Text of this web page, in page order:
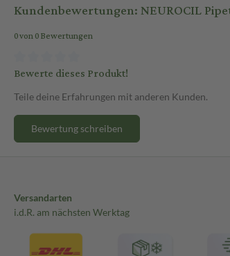
Kundenbewertungen: NEUROCIL
0 von 0 Bewertungen
Bewerte dieses Produkt!
Teile deine Erfahrungen mit anderen Kunden.
Bewertung schreiben
Versandarten
i.d.R. am nächsten Werktag